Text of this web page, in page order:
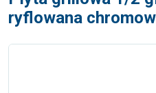
ryflowana